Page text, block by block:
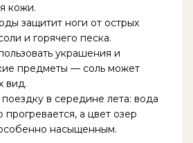
кожи.
защитит ноги от острых
и горячего песка.
украшения и
предметы — соль может
вид.
в середине лета: вода
прогревается, а цвет озер
насыщенным.